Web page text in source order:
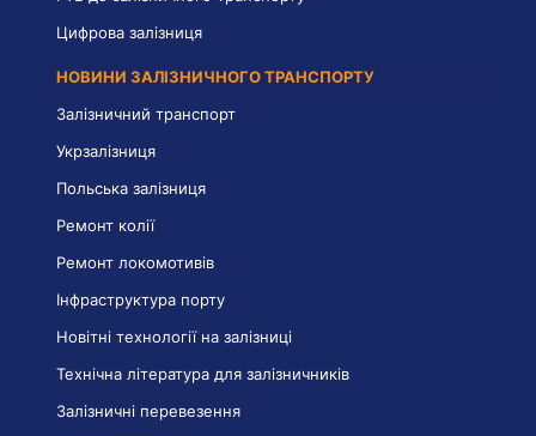
Цифрова залізниця
НОВИНИ ЗАЛІЗНИЧНОГО ТРАНСПОРТУ
Залізничний транспорт
Укрзалізниця
Польська залізниця
Ремонт колії
Ремонт локомотивів
Інфраструктура порту
Новітні технології на залізниці
Технічна література для залізничників
Залізничні перевезення